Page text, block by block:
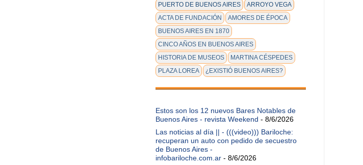
PUERTO DE BUENOS AIRES
ARROYO VEGA
ACTA DE FUNDACIÓN
AMORES DE ÉPOCA
BUENOS AIRES EN 1870
CINCO AÑOS EN BUENOS AIRES
HISTORIA DE MUSEOS
MARTINA CÉSPEDES
PLAZA LOREA
¿EXISTIÓ BUENOS AIRES?
Estos son los 12 nuevos Bares Notables de
Buenos Aires - revista Weekend - 8/6/2026
Las noticias al día || - (((video))) Bariloche:
recuperan un auto con pedido de secuestro
de Buenos Aires -
infobariloche.com.ar - 8/6/2026